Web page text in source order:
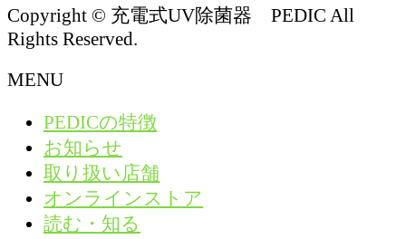
Copyright © 充電式UV除菌器 PEDIC All
Rights Reserved.
MENU
PEDICの特徴
お知らせ
取り扱い店舗
オンラインストア
読む・知る